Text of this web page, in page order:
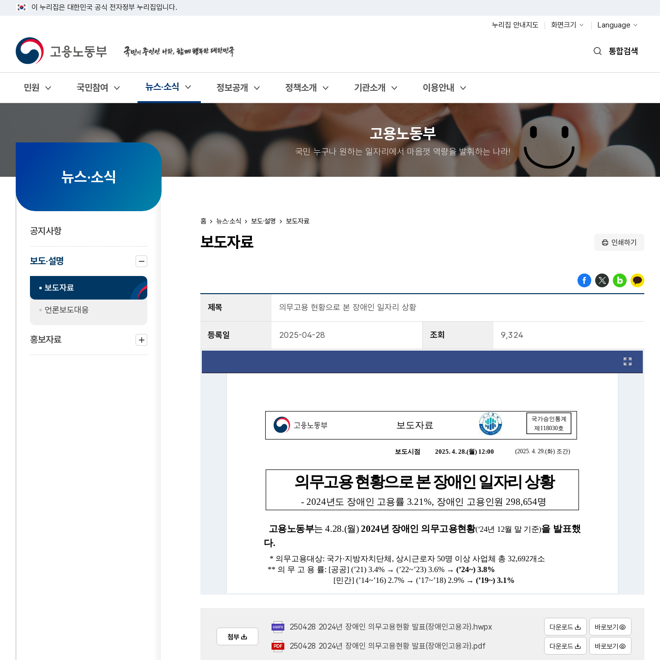
이 누리집은 대한민국 공식 전자정부 누리집입니다.
누리집 안내지도
화면크기 Language
통합검색
민원
열기
국민참여
열기
뉴스·소식
열기 정보공개
열기
정책소개
열기
기관소개
열기
이용안내
열기
고용노동부
국민 누구나 원하는 일자리에서 마음껏 역량을 발휘하는 나라!
뉴스·소식
공지사항
보도·설명
하위
메뉴보도자료
언론보도대응
홍보자료
하위
보도자료
홈 뉴스·소식 보도·설명 보도자료
인쇄하기
제목 의무고용 현황으로 본 장애인 일자리 상황
등록일 2025-04-28 조회 9,324
첨부
250428 2024년 장애인 의무고용현황 발표(장애인고용과).hwpx 다운로드 바로보기
250428 2024년 장애인 의무고용현황 발표(장애인고용과).pdf 다운로드 바로보기